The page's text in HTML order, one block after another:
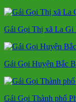
Gái Gọi Thị xã La Gi
Gái Gọi Huyện Bắc
Gái Gọi Thành phố